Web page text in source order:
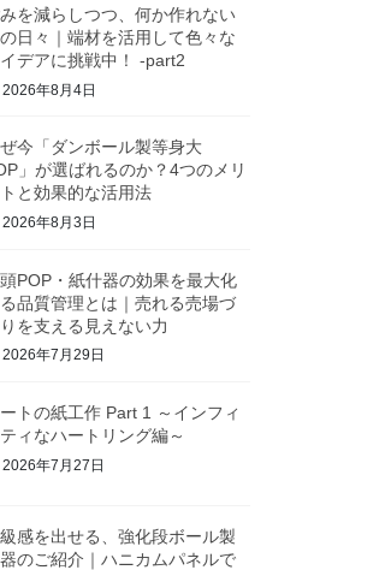
を減らしつつ、何か作れない
日々｜端材を活用して色々な
デアに挑戦中！ -part2
2026年8月4日
今「ダンボール製等身大
」が選ばれるのか？4つのメリ
と効果的な活用法
2026年8月3日
POP・紙什器の効果を最大化
品質管理とは｜売れる売場づ
りを支える見えない力
2026年7月29日
トの紙工作 Part 1 ～インフィ
ィなハートリング編～
2026年7月27日
感を出せる、強化段ボール製
のご紹介｜ハニカムパネルで